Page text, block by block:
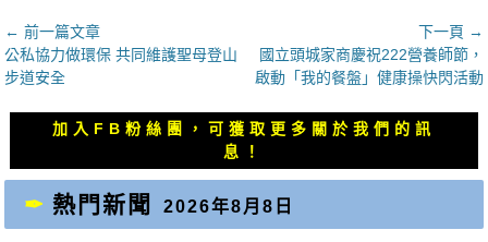
文
章
導
覽
← 前一篇文章
上
一
公私協力做環保 共同維護聖母登山
步道安全
下一頁 →
一
文
章：
國立頭城家商慶祝222營養師節，
啟動「我的餐盤」健康操快閃活動
加入FB粉絲團，可獲取更多關於我們的訊
息！
熱門新聞 2026年8月8日